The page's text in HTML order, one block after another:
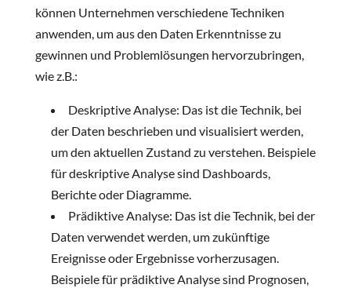
können Unternehmen verschiedene Techniken
anwenden, um aus den Daten Erkenntnisse zu
gewinnen und Problemlösungen hervorzubringen,
wie z.B.:
Deskriptive Analyse: Das ist die Technik, bei
der Daten beschrieben und visualisiert werden,
um den aktuellen Zustand zu verstehen. Beispiele
für deskriptive Analyse sind Dashboards,
Berichte oder Diagramme.
Prädiktive Analyse: Das ist die Technik, bei der
Daten verwendet werden, um zukünftige
Ereignisse oder Ergebnisse vorherzusagen.
Beispiele für prädiktive Analyse sind Prognosen,